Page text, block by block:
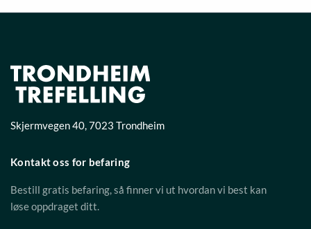
Skjermvegen 40,7023 Trondheim
Kontakt oss for befaring
Bestill gratis befaring, så finner vi ut hvordan vi best kan
løse oppdraget ditt.